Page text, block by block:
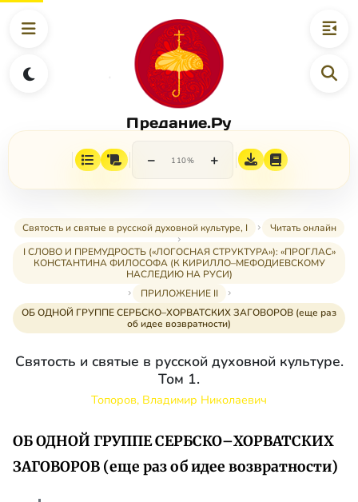
Предание.Ру
− 110% +
Святость и святые в русской духовной культуре, I
Читать онлайн
I СЛОВО И ПРЕМУДРОСТЬ («ЛОГОСНАЯ СТРУКТУРА»): «ПРОГЛАС»
КОНСТАНТИНА ФИЛОСОФА (К КИРИЛЛО–МЕФОДИЕВСКОМУ
НАСЛЕДИЮ НА РУСИ)
ПРИЛОЖЕНИЕ II
ОБ ОДНОЙ ГРУППЕ СЕРБСКО–ХОРВАТСКИХ ЗАГОВОРОВ (еще раз
об идее возвратности)
Святость и святые в русской духовной культуре.
Том 1.
Топоров, Владимир Николаевич
ОБ ОДНОЙ ГРУППЕ СЕРБСКО–ХОРВАТСКИХ
ЗАГОВОРОВ (еще раз об идее возвратности)